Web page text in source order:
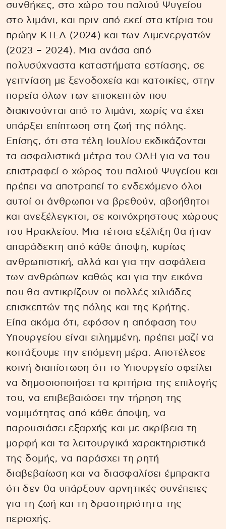
συνθήκες, στο χώρο του παλιού Ψυγείου
στο λιμάνι, και πριν από εκεί στα κτίρια του
πρώην ΚΤΕΛ (2024) και των Λιμενεργατών
(2023 – 2024). Μια ανάσα από
πολυσύχναστα καταστήματα εστίασης, σε
γειτνίαση με ξενοδοχεία και κατοικίες, στην
πορεία όλων των επισκεπτών που
διακινούνται από το λιμάνι, χωρίς να έχει
υπάρξει επίπτωση στη ζωή της πόλης.
Επίσης, ότι στα τέλη Ιουλίου εκδικάζονται
τα ασφαλιστικά μέτρα του ΟΛΗ για να του
επιστραφεί ο χώρος του παλιού Ψυγείου και
πρέπει να αποτραπεί το ενδεχόμενο όλοι
αυτοί οι άνθρωποι να βρεθούν, αβοήθητοι
και ανεξέλεγκτοι, σε κοινόχρηστους χώρους
του Ηρακλείου. Μια τέτοια εξέλιξη θα ήταν
απαράδεκτη από κάθε άποψη, κυρίως
ανθρωπιστική, αλλά και για την ασφάλεια
των ανθρώπων καθώς και για την εικόνα
που θα αντικρίζουν οι πολλές χιλιάδες
επισκεπτών της πόλης και της Κρήτης.
Είπα ακόμα ότι, εφόσον η απόφαση του
Υπουργείου είναι ειλημμένη, πρέπει μαζί να
κοιτάξουμε την επόμενη μέρα. Αποτέλεσε
κοινή διαπίστωση ότι το Υπουργείο οφείλει
να δημοσιοποιήσει τα κριτήρια της επιλογής
του, να επιβεβαιώσει την τήρηση της
νομιμότητας από κάθε άποψη, να
παρουσιάσει εξαρχής και με ακρίβεια τη
μορφή και τα λειτουργικά χαρακτηριστικά
της δομής, να παράσχει τη ρητή
διαβεβαίωση και να διασφαλίσει έμπρακτα
ότι δεν θα υπάρξουν αρνητικές συνέπειες
για τη ζωή και τη δραστηριότητα της
περιοχής.